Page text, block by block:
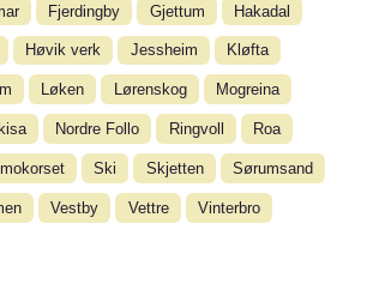
Fjerdingby Gjettum Hakadal
Høvik verk Jessheim Kløfta
Løken Lørenskog Mogreina
Nordre Follo Ringvoll Roa
Ski Skjetten Sørumsand
Vestby Vettre Vinterbro